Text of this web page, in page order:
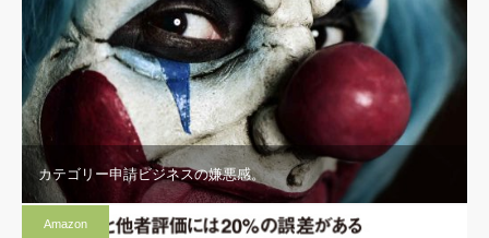
カテゴリー申請ビジネスの嫌悪感。
Amazon